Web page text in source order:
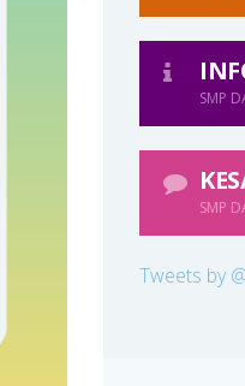
SMP
SMP
Tweets by